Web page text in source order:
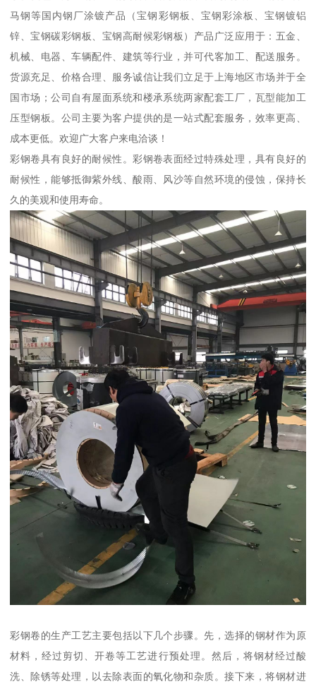
马钢等国内钢厂涂镀产品（宝钢彩钢板、宝钢彩涂板、宝钢镀铝
锌、宝钢碳彩钢板、宝钢高耐候彩钢板）产品广泛应用于：五金、
机械、电器、车辆配件、建筑等行业，并可代客加工、配送服务。
货源充足、价格合理、服务诚信让我们立足于上海地区市场并于全
国市场；公司自有屋面系统和楼承系统两家配套工厂，瓦型能加工
压型钢板。公司主要为客户提供的是一站式配套服务，效率更高、
成本更低。欢迎广大客户来电洽谈！
彩钢卷具有良好的耐候性。彩钢卷表面经过特殊处理，具有良好的
耐候性，能够抵御紫外线、酸雨、风沙等自然环境的侵蚀，保持长
久的美观和使用寿命。
彩钢卷的生产工艺主要包括以下几个步骤。先，选择的钢材作为原
材料，经过剪切、开卷等工艺进行预处理。然后，将钢材经过酸
洗、除锈等处理，以去除表面的氧化物和杂质。接下来，将钢材进